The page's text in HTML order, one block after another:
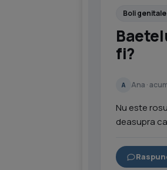
Boli
fi?
A Ana ·
Nu este
deasupra